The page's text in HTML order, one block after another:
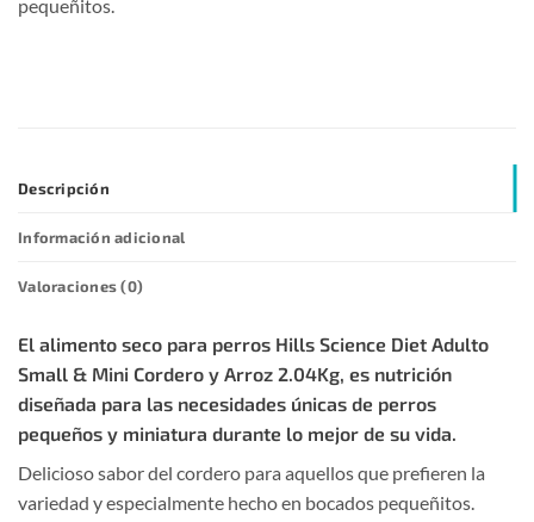
pequeñitos.
Descripción
Información adicional
Valoraciones (0)
El alimento seco para perros Hills Science Diet Adulto
Small & Mini Cordero y Arroz 2.04Kg, es nutrición
diseñada para las necesidades únicas de perros
pequeños y miniatura durante lo mejor de su vida.
Delicioso sabor del cordero para aquellos que prefieren la
variedad y especialmente hecho en bocados pequeñitos.